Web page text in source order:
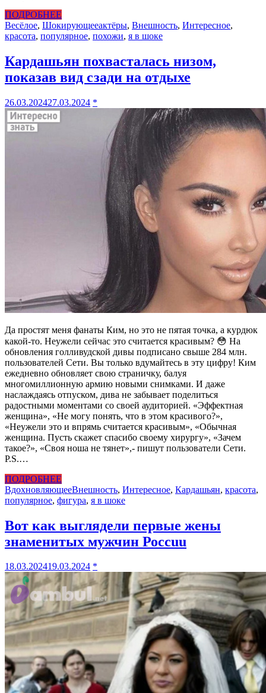
ПОДРОБНЕЕ
Весёлое, Шокирующееактёры, Внешность, Интересное,
красота, популярное, похожи, я в шоке
Кардашьян похвасталась низом,
показав вид сзади на отдыхе
26.03.202427.03.2024 *
Да простят меня фанаты Ким, но это не пятая точка, а курдюк
какой-то. Неужели сейчас это считается красивым? 😳 На
обновления голливудской дивы подписано свыше 284 млн.
пользователей Сети. Вы только вдумайтесь в эту цифру! Ким
ежедневно обновляет свою страничку, балуя
многомиллионную армию новыми снимками. И даже
наслаждаясь отпуском, дива не забывает поделиться
радостными моментами со своей аудиторией. «Эффектная
женщина», «Не могу понять, что в этом красивого?»,
«Неужели это и впрямь считается красивым», «Обычная
женщина. Пусть скажет спасибо своему хирургу», «Зачем
такое?», «Своя ноша не тянет»,- пишут пользователи Сети.
P.S.…
ПОДРОБНЕЕ
ВдохновляющееВнешность, Интересное, Кардашьян, красота,
популярное, фигура, я в шоке
Вот как выглядели первые жены
знаменитых мужчин Россuu
18.03.202419.03.2024 *